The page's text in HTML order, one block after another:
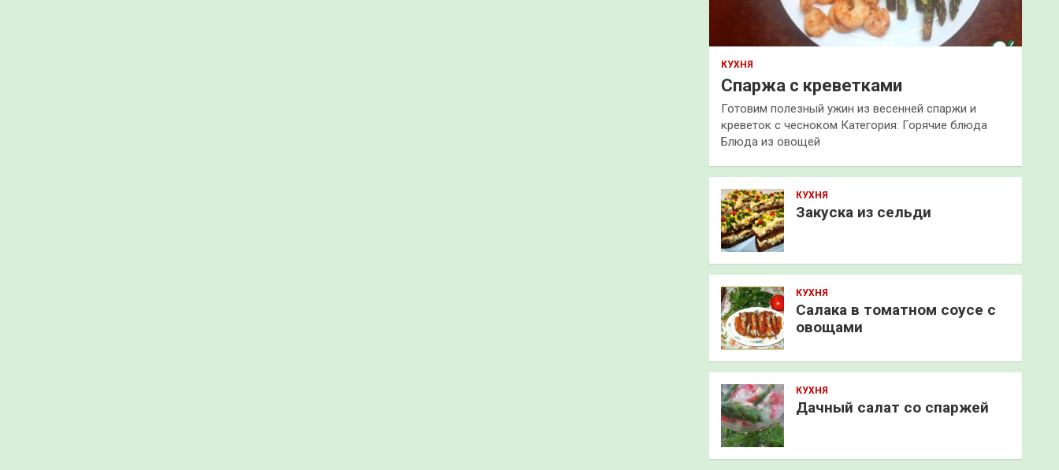
КУХНЯ
Спаржа с креветками
Готовим полезный ужин из весенней спаржи и
креветок с чесноком Категория: Горячие блюда
Блюда из овощей
КУХНЯ
Закуска из сельди
КУХНЯ
Салака в томатном соусе с
овощами
КУХНЯ
Дачный салат со спаржей